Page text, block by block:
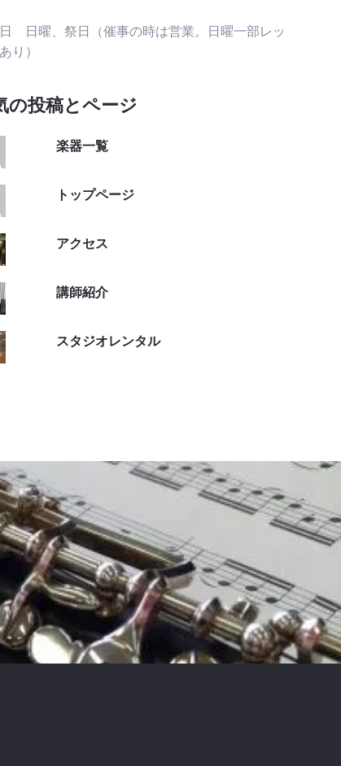
日曜、祭日（催事の時は営業。日曜一部レッ
り）
の投稿とページ
楽器一覧
トップページ
アクセス
講師紹介
スタジオレンタル